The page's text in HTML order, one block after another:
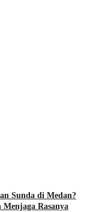
Sunda di Medan?
Rasanya